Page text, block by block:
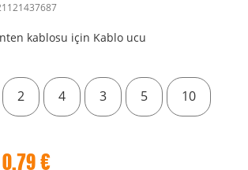
kablosu için Kablo ucu
2 4 3 5 10
0,79€